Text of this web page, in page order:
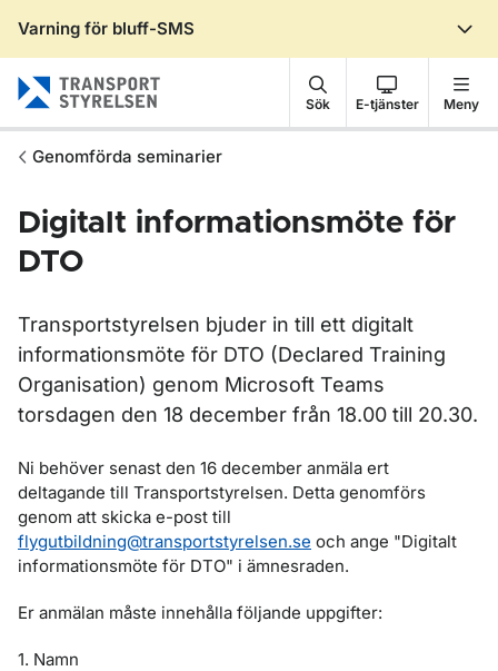
Varning för bluff-SMS
Sök E-tjänster Meny
Genomförda seminarier
Digitalt informationsmöte för
DTO
Transportstyrelsen bjuder in till ett digitalt
informationsmöte för DTO (Declared Training
Organisation) genom Microsoft Teams
torsdagen den 18 december från 18.00 till 20.30.
Ni behöver senast den 16 december anmäla ert
deltagande till Transportstyrelsen. Detta genomförs
genom att skicka e-post till
flygutbildning@transportstyrelsen.se och ange "Digitalt
informationsmöte för DTO" i ämnesraden.
Er anmälan måste innehålla följande uppgifter:
1. Namn